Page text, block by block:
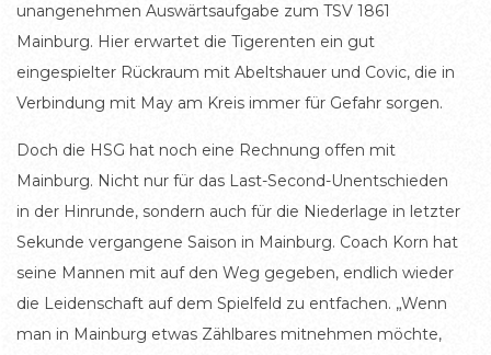
unangenehmen Auswärtsaufgabe zum TSV 1861
Mainburg. Hier erwartet die Tigerenten ein gut
eingespielter Rückraum mit Abeltshauer und Covic, die in
Verbindung mit May am Kreis immer für Gefahr sorgen.
Doch die HSG hat noch eine Rechnung offen mit
Mainburg. Nicht nur für das Last-Second-Unentschieden
in der Hinrunde, sondern auch für die Niederlage in letzter
Sekunde vergangene Saison in Mainburg. Coach Korn hat
seine Mannen mit auf den Weg gegeben, endlich wieder
die Leidenschaft auf dem Spielfeld zu entfachen. „Wenn
man in Mainburg etwas Zählbares mitnehmen möchte,